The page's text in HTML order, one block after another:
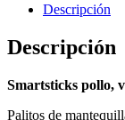
Descripción
Descripción
Smartsticks pollo,
Palitos de